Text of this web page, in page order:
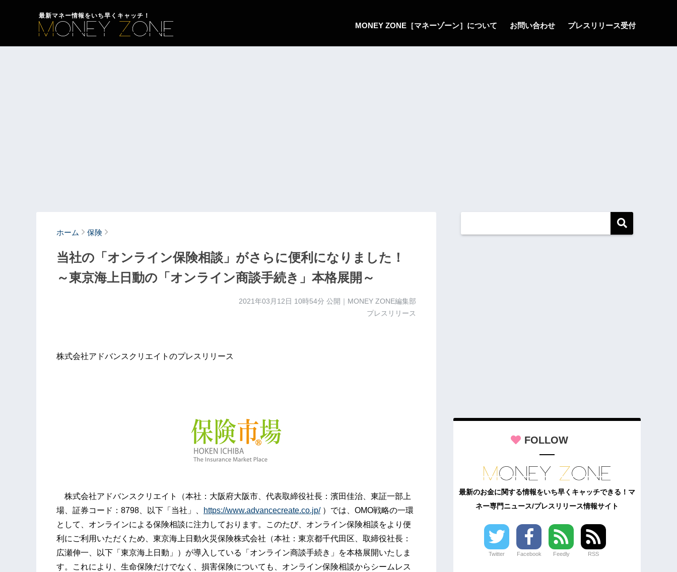
最新マネー情報をいち早くキャッチ！
MONEY ZONE［マネーゾーン］について お問い合わせ プレスリリース受付
ホーム 保険
当社の「オンライン保険相談」がさらに便利になりました！
～東京海上日動の「オンライン商談手続き」本格展開～
2021年03月12日 10時54分 公開｜MONEY ZONE編集部
プレスリリース
株式会社アドバンスクリエイトのプレスリリース
株式会社アドバンスクリエイト（本社：大阪府大阪市、代表取締役社長：濱田佳治、東証一部上
場、証券コード：8798、以下「当社」、
https://www.advancecreate.co.jp/）では、OMO戦略の一環
として、オンラインによる保険相談に注力しております。このたび、オンライン保険相談をより便
利にご利用いただくため、東京海上日動火災保険株式会社（本社：東京都千代田区、取締役社長：
広瀬伸一、以下「東京海上日動」）が導入している「オンライン商談手続き」を本格展開いたしま
す。これにより、生命保険だけでなく、損害保険についても、オンライン保険相談からシームレス
FOLLOW
最新のお金に関する情報をいち早くキャッチできる！マ
ネー専門ニュース/プレスリリース情報サイト
Twitter Facebook Feedly RSS